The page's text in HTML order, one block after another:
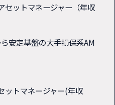
ットマネージャー（年収
安定基盤の大手損保系AM
ットマネージャー(年収